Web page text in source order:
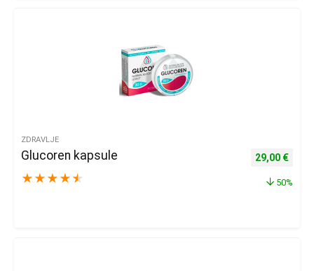
ZDRAVLJE
Glucoren kapsule
★ ★ ★ ★ ★
Izvorna
29,00 €
50%